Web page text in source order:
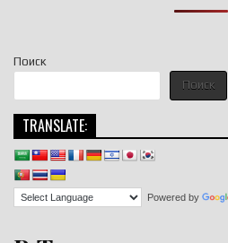
Поиск
Поиск
TRANSLATE:
Powered by